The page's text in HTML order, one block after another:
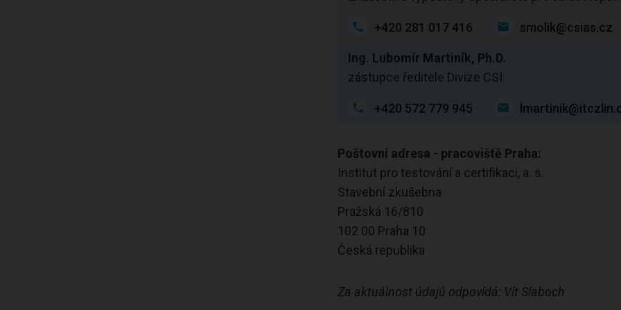
+420 281 017 416 smolik@csias.cz
Ing. Lubomír Martiník, Ph.D.
zástupce ředitele Divize CSI
+420 572 779 945
Poštovní adresa - pracoviště Praha:
Institut pro testování a certifikaci, a. s.
Stavební zkušebna
Pražská 16/810
102 00 Praha 10
Česká republika
Za aktuálnost údajů odpovídá: Vít Slaboch